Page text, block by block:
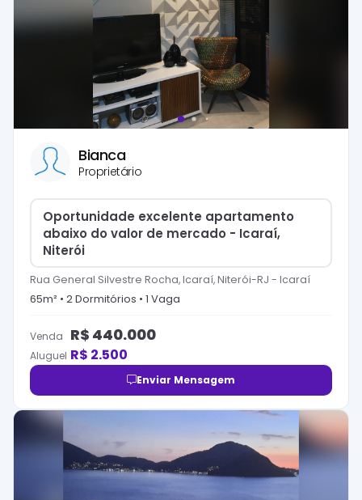
Bianca
Proprietário
Oportunidade excelente apartamento
abaixo do valor de mercado - Icaraí,
Niterói
Rua General Silvestre Rocha, Icaraí, Niterói-RJ - Icaraí
65m² • 2Dormitórios • 1 Vaga
Venda R$ 440.000
Aluguel R$ 2.500
Enviar Mensagem